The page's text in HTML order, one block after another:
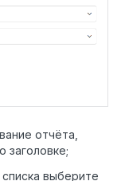
отчёта,
заголовке;
выберите